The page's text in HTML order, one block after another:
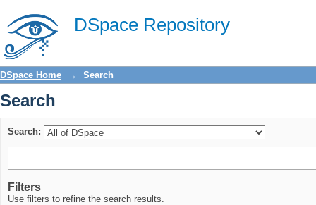
DSpace Repository
Search
DSpace Home → Search
Search
Search:
Filters
Use filters to refine the search results.